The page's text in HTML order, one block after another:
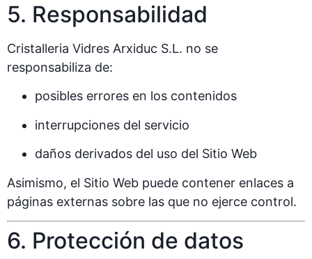
5. Responsabilidad
Cristalleria Vidres Arxiduc S.L. no se
responsabiliza de:
posibles errores en los contenidos
interrupciones del servicio
daños derivados del uso del Sitio Web
Asimismo, el Sitio Web puede contener enlaces a
páginas externas sobre las que no ejerce control.
6. Protección de datos